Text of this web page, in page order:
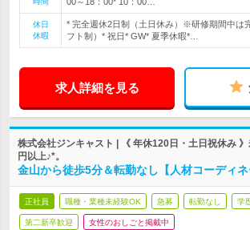
休日
休暇
* 完全週休2日制（土日休み）※研修期間中は
フト制）* 祝日* GW* 夏季休暇*…
求人詳細を見る
株式会社ジンキャスト | 《 年休120日・土日祝休み
円以上♪*。
金山から徒歩5分＆転勤なし【人材コーディ
正社員 職種・業種未経験OK 急募 転勤なし 学
第二新卒歓迎 女性のおしごと掲載中